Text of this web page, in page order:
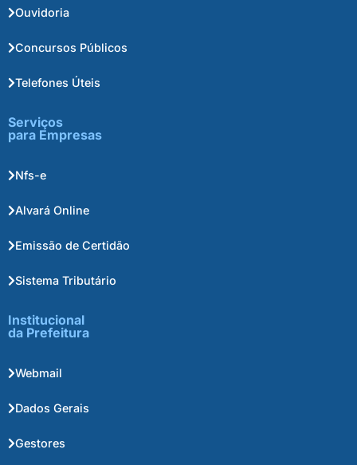
Ouvidoria
Concursos Públicos
Telefones Úteis
Serviços
para Empresas
Nfs-e
Alvará Online
Emissão de Certidão
Sistema Tributário
Institucional
da Prefeitura
Webmail
Dados Gerais
Gestores